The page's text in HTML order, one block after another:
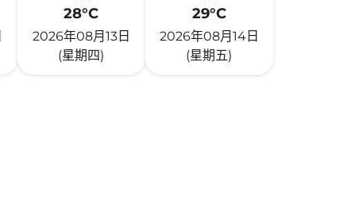
28°C
2026年08月13日
(星期四)
29°C
2026年08月14日
(星期五)